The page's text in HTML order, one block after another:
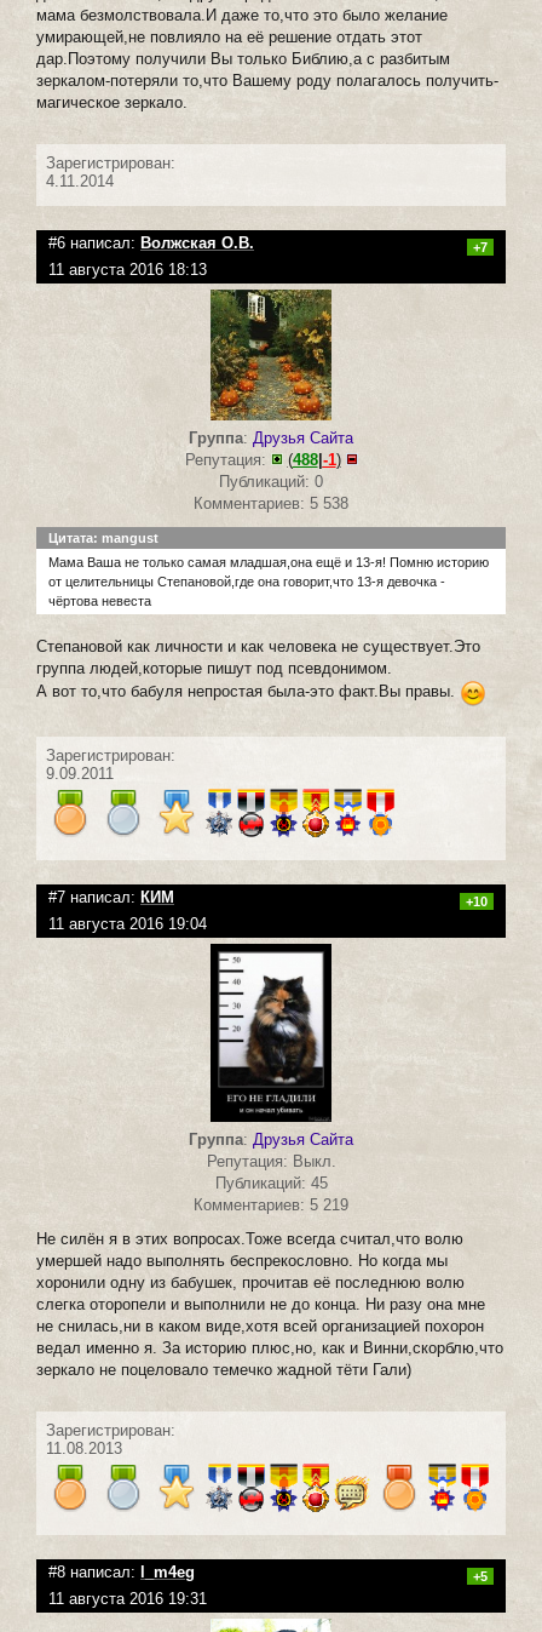
мама безмолствовала.И даже то,что это было желание
умирающей,не повлияло на её решение отдать этот
дар.Поэтому получили Вы только Библию,а с разбитым
зеркалом-потеряли то,что Вашему роду полагалось получить-
магическое зеркало.
Зарегистрирован:
4.11.2014
#6 написал: Волжская О.В. +7
11 августа 2016 18:13
Группа: Друзья Сайта
Репутация:
(488|-1)
Публикаций: 0
Комментариев: 5 538
Цитата: mangust
Мама Ваша не только самая младшая,она ещё и 13-я! Помню историю
от целительницы Степановой,где она говорит,что 13-я девочка -
чёртова невеста
Степановой как личности и как человека не существует.Это
группа людей,которые пишут под псевдонимом.
А вот то,что бабуля непростая была-это факт.Вы правы.
Зарегистрирован:
9.09.2011
#7 написал: КИМ +10
11 августа 2016 19:04
Группа: Друзья Сайта
Репутация: Выкл.
Публикаций: 45
Комментариев: 5 219
Не силён я в этих вопросах.Тоже всегда считал,что волю
умершей надо выполнять беспрекословно. Но когда мы
хоронили одну из бабушек, прочитав её последнюю волю
слегка оторопели и выполнили не до конца. Ни разу она мне
не снилась,ни в каком виде,хотя всей организацией похорон
ведал именно я. За историю плюс,но, как и Винни,скорблю,что
зеркало не поцеловало темечко жадной тёти Гали)
Зарегистрирован:
11.08.2013
#8 написал: l_m4eg +5
11 августа 2016 19:31